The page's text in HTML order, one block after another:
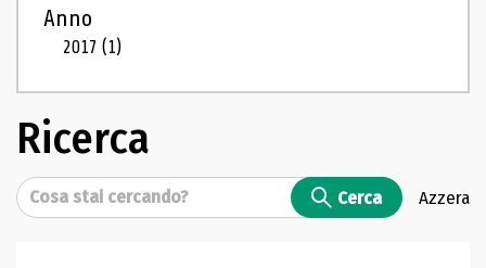
Anno
2017(1)
Ricerca
Cerca Cerca Azzera